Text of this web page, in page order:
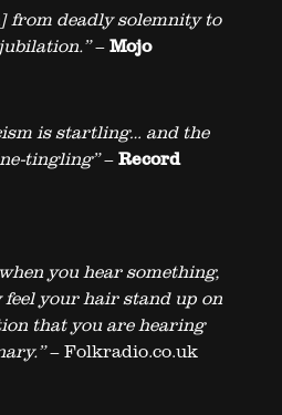
from deadly solemnity to
–Mojo
is startling… and the
tingling”–Record
you hear something,
your hair stand up on
that you are hearing
– Folkradio.co.uk